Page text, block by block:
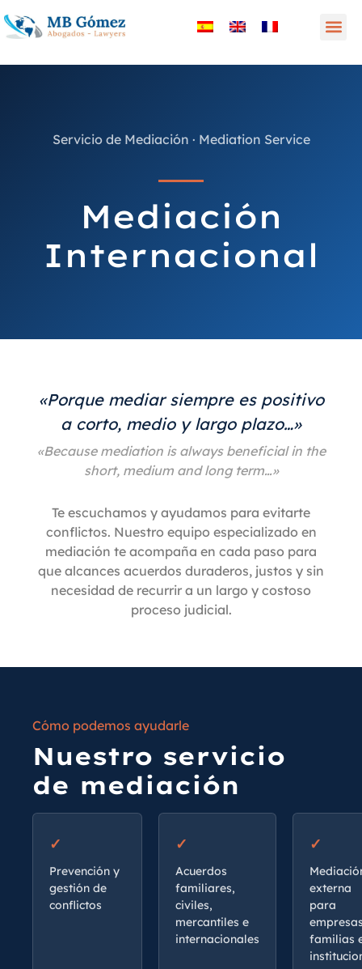
Servicio de Mediación · Mediation Service
Mediación
Internacional
«Porque mediar siempre es positivo
a corto, medio y largo plazo…»
«Because mediation is always beneficial in the
short, medium and long term…»
Te escuchamos y ayudamos para evitarte
conflictos. Nuestro equipo especializado en
mediación te acompaña en cada paso para
que alcances acuerdos duraderos, justos y sin
necesidad de recurrir a un largo y costoso
proceso judicial.
Cómo podemos ayudarle
Nuestro servicio
de mediación
Prevención y
gestión de
conflictos
Acuerdos
familiares,
civiles,
mercantiles e
internacionales
externa
para
familias